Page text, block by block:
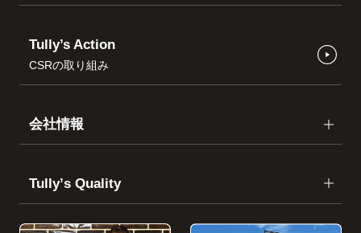
Tully’s Action
CSRの取り組み
会社情報
Tullyʼs Quality